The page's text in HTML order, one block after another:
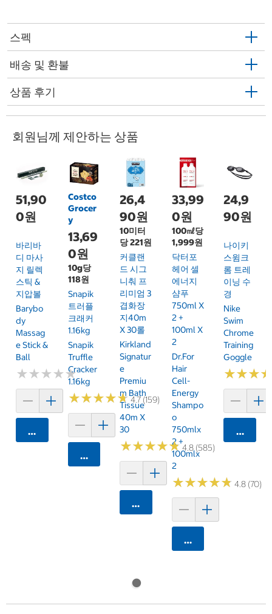
스펙
배송 및 환불
상품 후기
회원님께 제안하는 상품
51,90
0원
바리바
디 마사
지 릴렉
스틱 &
지압볼
Barybo
Dy
Massag
E Stick &
Ball
★★★★★
★★★★★
카트에 담기
Costco
Grocer
y
13,69
0원
10g당
118원
Snapik
트러플
크래커
1.16kg
Snapik
Truffle
Cracker
1.16kg
★★★★★
★★★★★ 4.7 (159)
카트에 담기
26,4
90원
10미터
당 221원
커클랜
드 시그
니춰 프
리미엄 3
겹화장
지40m
X 30롤
Kirkland
Signatur
E
Premiu
M Bath
Tissue
40m X
30
★★★★★
★★★★★4.8 (585)
카트에 담기
33,99
0원
100㎖당
1,999원
닥터포
헤어 셀
에너지
샴푸
750ml X
2 +
100ml X
2
Dr.For
Hair
Cell-
Energy
Shampo
O
750mlx
2 +
100mlx
2
★★★★★
★★★★★ 4.8 (70)
카트에 담기
24,9
90원
나이키
스윔크
롬 트레
이닝 수
경
Nike
Swim
Chrome
Training
Goggle
★★★
★★★
카트에